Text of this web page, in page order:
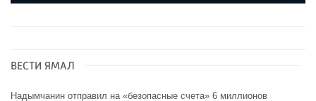
ВЕСТИ ЯМАЛ
Надымчанин отправил на «безопасные счета» 6 миллионов